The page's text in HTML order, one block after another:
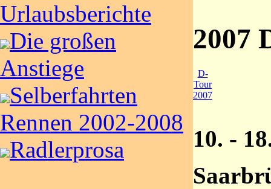
Urlaubsberichte
Die großen
Anstiege
Selberfahrten
Rennen 2002-2008
Radlerprosa
2007
D-
Tour
2007
10. -